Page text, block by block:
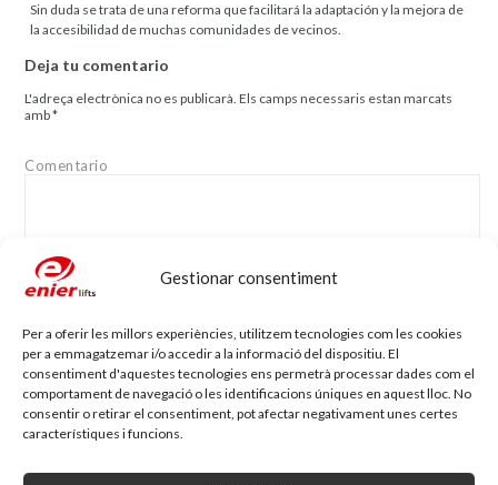
Gestionar consentiment
Per a oferir les millors experiències, utilitzem tecnologies com les cookies
per a emmagatzemar i/o accedir a la informació del dispositiu. El
consentiment d'aquestes tecnologies ens permetrà processar dades com el
comportament de navegació o les identificacions úniques en aquest lloc. No
consentir o retirar el consentiment, pot afectar negativament unes certes
característiques i funcions.
Sin duda se trata de una reforma que facilitará la adaptación y la mejora de
la accesibilidad de muchas comunidades de vecinos.
Deja tu comentario
L'adreça electrònica no es publicarà. Els camps necessaris estan marcats
amb*
Comentario
Lloc web